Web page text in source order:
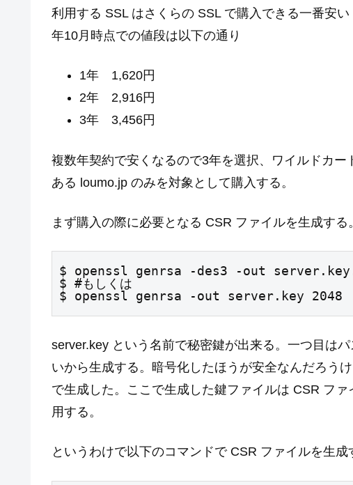
利用する SSL はさくらの SSL で購入できる一番安
年10月時点での値段は以下の通り
1年 1,620円
2年 2,916円
3年 3,456円
複数年契約で安くなるので3年を選択、ワイルドカ
ある loumo.jp のみを対象として購入する。
まず購入の際に必要となる CSR ファイルを生成する。
$ openssl genrsa -des3 -out
$ #もしくは
$ openssl genrsa -out server.key 2048
server.key という名前で秘密鍵が出来る。一つ目は
いから生成する。暗号化したほうが安全なんだろう
で生成した。ここで生成した鍵ファイルは CSR フ
用する。
というわけで以下のコマンドで CSR ファイルを生成